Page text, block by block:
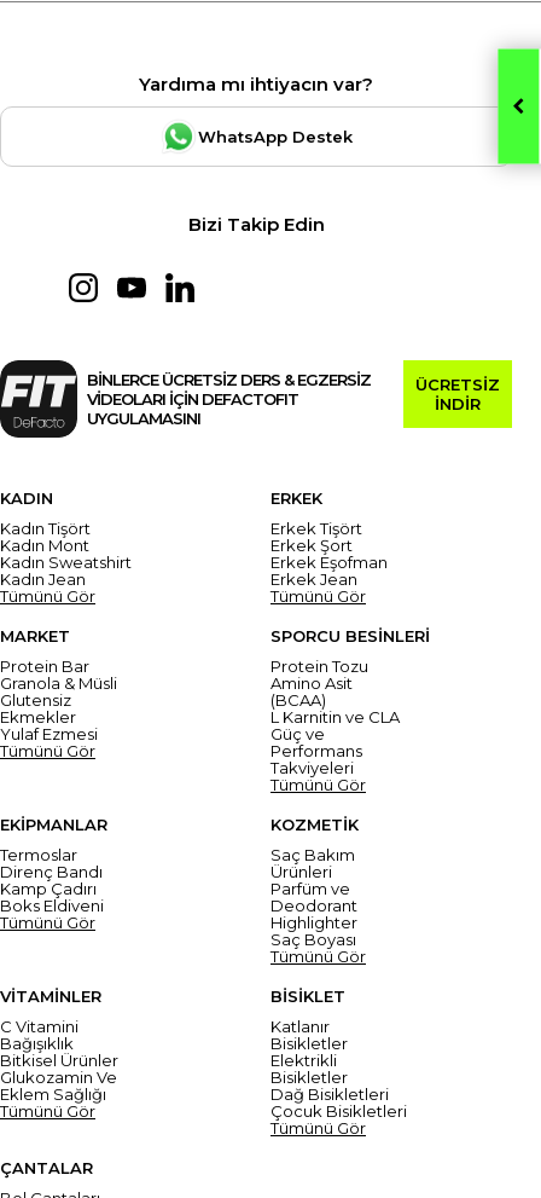
Yardıma mı ihtiyacın var?
WhatsApp Destek
Bizi Takip Edin
BİNLERCE ÜCRETSİZ DERS & EGZERSİZ
VİDEOLARI İÇİN DEFACTOFIT
UYGULAMASINI
ÜCRETSİZ
İNDİR
KADIN
Kadın Tişört
Kadın Mont
Kadın Sweatshirt
Kadın Jean
Tümünü Gör
ERKEK
Erkek Tişört
Erkek Şort
Erkek Eşofman
Erkek Jean
Tümünü Gör
MARKET
Protein Bar
Granola & Müsli
Glutensiz
Ekmekler
Yulaf Ezmesi
Tümünü Gör
SPORCU BESİNLERİ
Protein Tozu
Amino Asit
(BCAA)
L Karnitin ve CLA
Güç ve
Performans
Takviyeleri
Tümünü Gör
EKİPMANLAR
Termoslar
Direnç Bandı
Kamp Çadırı
Boks Eldiveni
Tümünü Gör
KOZMETİK
Saç Bakım
Ürünleri
Parfüm ve
Deodorant
Highlighter
Saç Boyası
Tümünü Gör
VİTAMİNLER
C Vitamini
Bağışıklık
Bitkisel Ürünler
Glukozamin Ve
Eklem Sağlığı
Tümünü Gör
BİSİKLET
Katlanır
Bisikletler
Elektrikli
Bisikletler
Dağ Bisikletleri
Çocuk Bisikletleri
Tümünü Gör
ÇANTALAR